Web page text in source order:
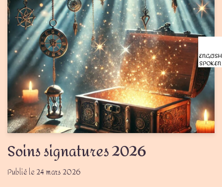
Soins signatures 2026
24 mars 2026
ENGLISH
SPOKEN